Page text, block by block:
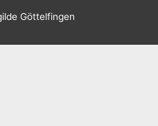
Göttelfingen